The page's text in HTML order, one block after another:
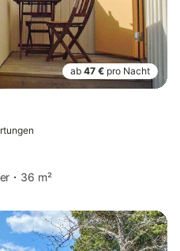
ab 47 € pro Nacht
36 m²